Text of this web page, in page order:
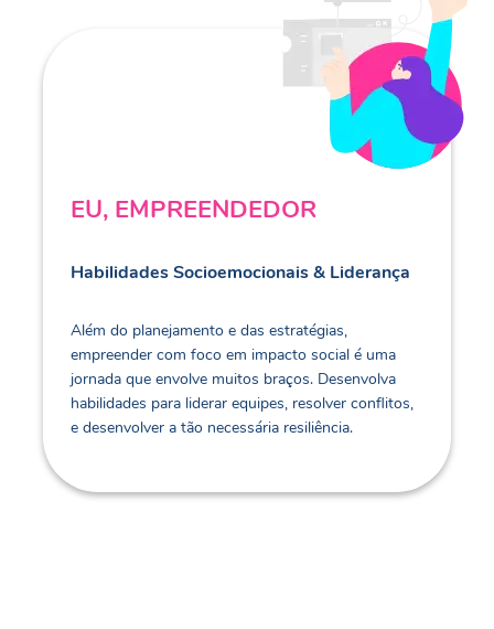
EU, EMPREENDEDOR
Habilidades Socioemocionais & Liderança
Além do planejamento e das estratégias,
empreender com foco em impacto social é uma
jornada que envolve muitos braços. Desenvolva
habilidades para liderar equipes, resolver conflitos,
e desenvolver a tão necessária resiliência.